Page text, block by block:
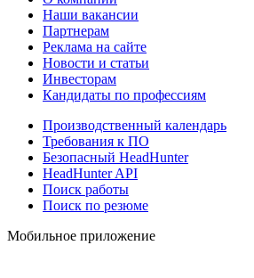
Наши вакансии
Партнерам
Реклама на сайте
Новости и статьи
Инвесторам
Кандидаты по профессиям
Производственный календарь
Требования к ПО
Безопасный HeadHunter
HeadHunter API
Поиск работы
Поиск по резюме
Мобильное приложение